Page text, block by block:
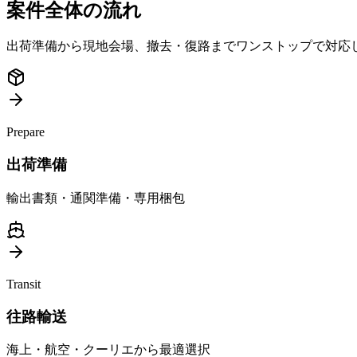
案件全体の流れ
出荷準備から現地会場、撤去・復路までワンストップで対応
Prepare
出荷準備
輸出書類・通関準備・専用梱包
Transit
往路輸送
海上・航空・クーリエから最適選択